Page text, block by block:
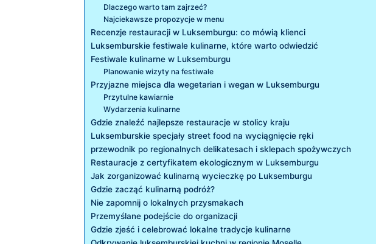
Dlaczego warto tam zajrzeć?
Najciekawsze propozycje w menu
Recenzje restauracji​ w Luksemburgu: co mówią⁢ klienci
Luksemburskie festiwale kulinarne, które‌ warto ⁤odwiedzić
Festiwale kulinarne w Luksemburgu
Planowanie wizyty na festiwale
Przyjazne miejsca ⁣dla wegetarian i wegan w Luksemburgu
Przytulne kawiarnie
Wydarzenia kulinarne
Gdzie ⁢znaleźć najlepsze restauracje w stolicy kraju
Luksemburskie specjały street food ⁢na wyciągnięcie ręki
przewodnik po regionalnych delikatesach‍ i sklepach spożywczych
Restauracje z certyfikatem ekologicznym ‌w Luksemburgu
Jak ⁤zorganizować kulinarną wycieczkę po ‌Luksemburgu
Gdzie zacząć kulinarną⁤ podróż?
Nie zapomnij o lokalnych przysmakach
Przemyślane podejście⁢ do organizacji
Gdzie ​zjeść i ⁣celebrować lokalne tradycje kulinarne